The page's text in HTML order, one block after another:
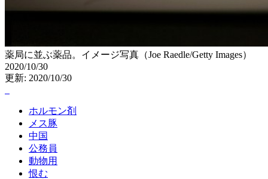
薬局に並ぶ薬品。イメージ写真（Joe Raedle/Getty Images）
2020/10/30
更新: 2020/10/30
ホルモン剤
メス豚
中国
公務員
動物用
恨む